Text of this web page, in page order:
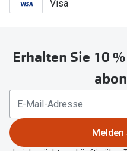
Visa
Erhalten Sie 10
Melden